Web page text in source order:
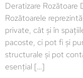
Deratizare
Rozătoarele
private, cât și în
pacoste, ci pot fi și
structurale și pot
esențial […]